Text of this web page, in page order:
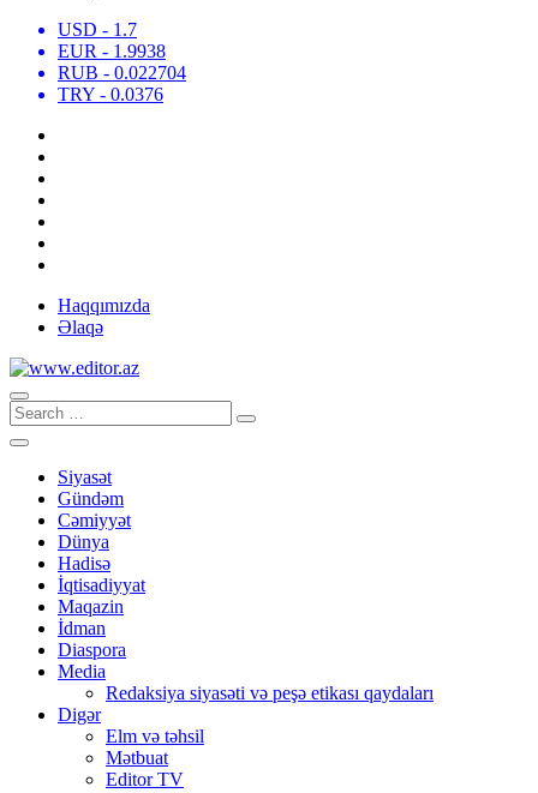
USD - 1.7
EUR - 1.9938
RUB - 0.022704
TRY - 0.0376
Haqqımızda
Əlaqə
Siyasət
Gündəm
Cəmiyyət
Dünya
Hadisə
İqtisadiyyat
Maqazin
İdman
Diaspora
Media
Redaksiya siyasəti və peşə etikası qaydaları
Digər
Elm və təhsil
Mətbuat
Editor TV